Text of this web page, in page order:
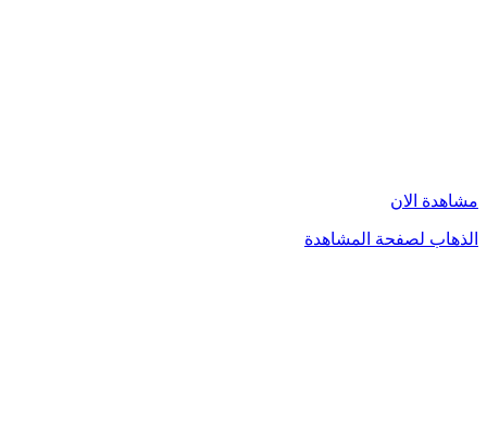
مشاهدة الان
الذهاب لصفحة المشاهدة